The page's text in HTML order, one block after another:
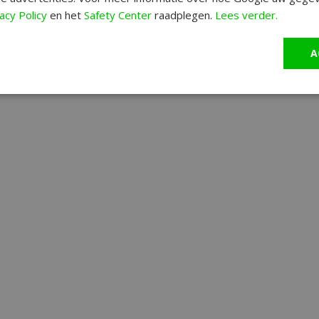
Policy en het Safety Center raadplegen. Lees verder.